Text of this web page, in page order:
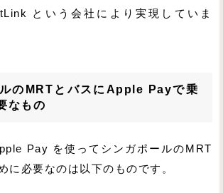
という会社により実現していま
のMRTとバスにApple Payで乗
なもの
Pay を使ってシンガポールのMRT
に必要なのは以下のものです。